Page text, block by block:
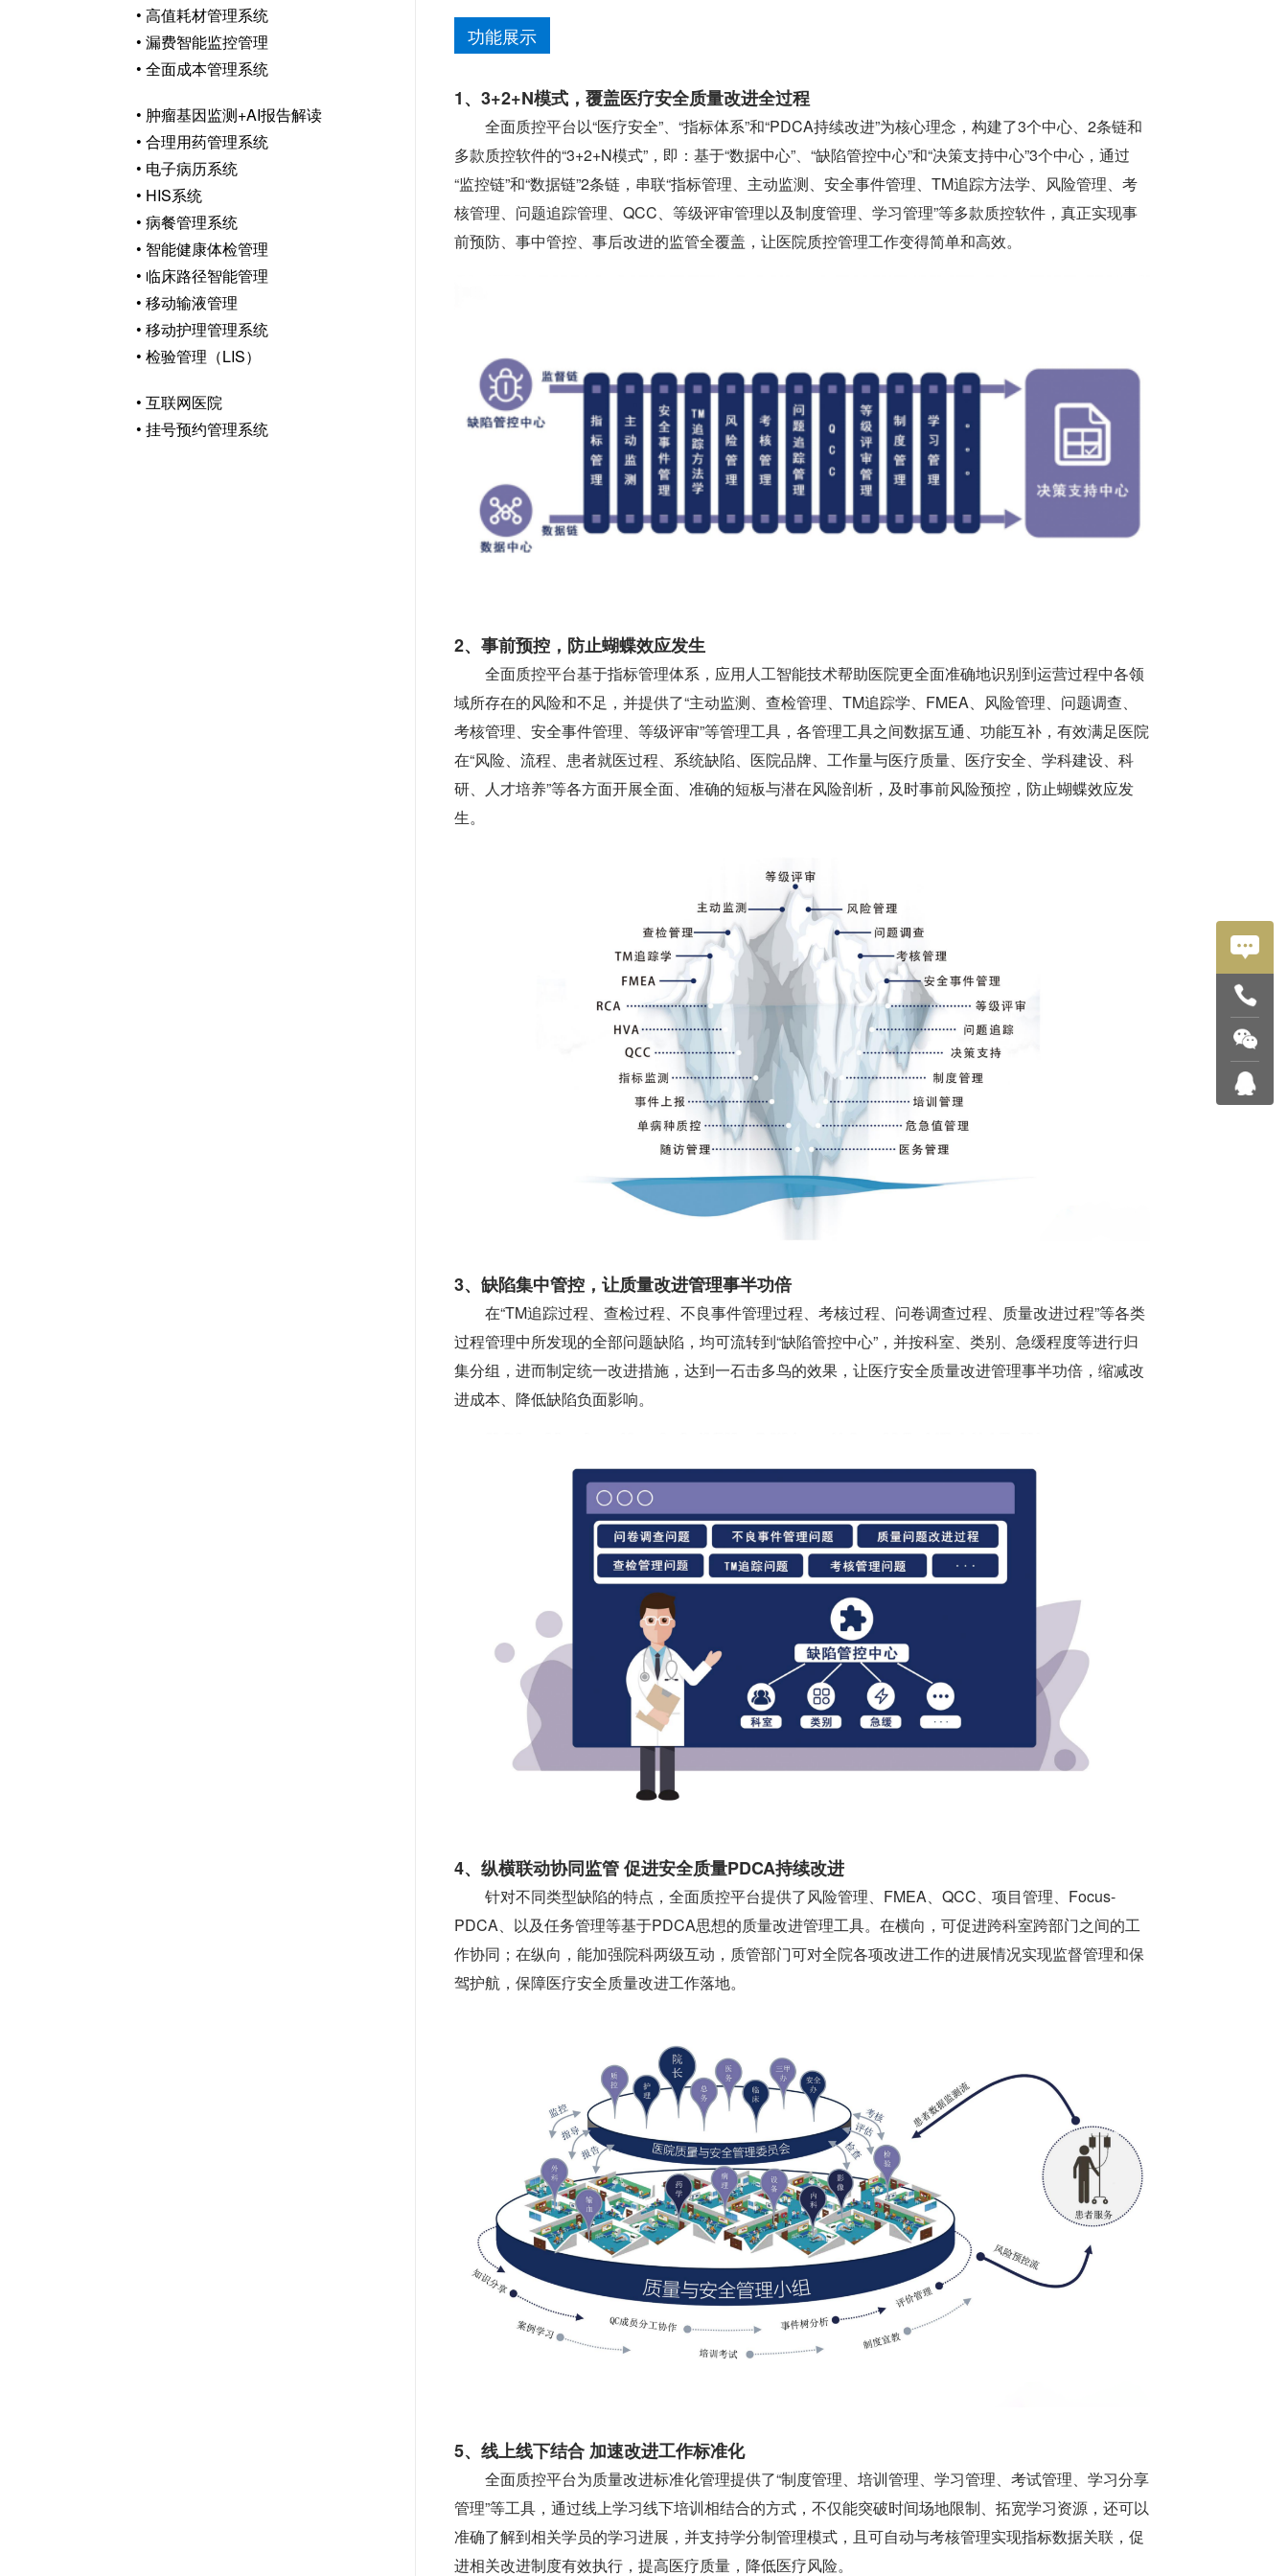
• 高值耗材管理系统
• 漏费智能监控管理
• 全面成本管理系统
• 肿瘤基因监测+AI报告解读
• 合理用药管理系统
• 电子病历系统
• HIS系统
• 病餐管理系统
• 智能健康体检管理
• 临床路径智能管理
• 移动输液管理
• 移动护理管理系统
• 检验管理（LIS）
• 互联网医院
• 挂号预约管理系统
功能展示
1、3+2+N模式，覆盖医疗安全质量改进全过程
全面质控平台以“医疗安全”、“指标体系”和“PDCA持续改进”为核心理念，构建了3个中心、2条链和
多款质控软件的“3+2+N模式”，即：基于“数据中心”、“缺陷管控中心”和“决策支持中心”3个中心，通过
“监控链”和“数据链”2条链，串联“指标管理、主动监测、安全事件管理、TM追踪方法学、风险管理、考
核管理、问题追踪管理、QCC、等级评审管理以及制度管理、学习管理”等多款质控软件，真正实现事
前预防、事中管控、事后改进的监管全覆盖，让医院质控管理工作变得简单和高效。
2、事前预控，防止蝴蝶效应发生
全面质控平台基于指标管理体系，应用人工智能技术帮助医院更全面准确地识别到运营过程中各领
域所存在的风险和不足，并提供了“主动监测、查检管理、TM追踪学、FMEA、风险管理、问题调查、
考核管理、安全事件管理、等级评审”等管理工具，各管理工具之间数据互通、功能互补，有效满足医院
在“风险、流程、患者就医过程、系统缺陷、医院品牌、工作量与医疗质量、医疗安全、学科建设、科
研、人才培养”等各方面开展全面、准确的短板与潜在风险剖析，及时事前风险预控，防止蝴蝶效应发
生。
3、缺陷集中管控，让质量改进管理事半功倍
在“TM追踪过程、查检过程、不良事件管理过程、考核过程、问卷调查过程、质量改进过程”等各类
过程管理中所发现的全部问题缺陷，均可流转到“缺陷管控中心”，并按科室、类别、急缓程度等进行归
集分组，进而制定统一改进措施，达到一石击多鸟的效果，让医疗安全质量改进管理事半功倍，缩减改
进成本、降低缺陷负面影响。
4、纵横联动协同监管 促进安全质量PDCA持续改进
针对不同类型缺陷的特点，全面质控平台提供了风险管理、FMEA、QCC、项目管理、Focus-
PDCA、以及任务管理等基于PDCA思想的质量改进管理工具。在横向，可促进跨科室跨部门之间的工
作协同；在纵向，能加强院科两级互动，质管部门可对全院各项改进工作的进展情况实现监督管理和保
驾护航，保障医疗安全质量改进工作落地。
5、线上线下结合 加速改进工作标准化
全面质控平台为质量改进标准化管理提供了“制度管理、培训管理、学习管理、考试管理、学习分享
管理”等工具，通过线上学习线下培训相结合的方式，不仅能突破时间场地限制、拓宽学习资源，还可以
准确了解到相关学员的学习进展，并支持学分制管理模式，且可自动与考核管理实现指标数据关联，促
进相关改进制度有效执行，提高医疗质量，降低医疗风险。